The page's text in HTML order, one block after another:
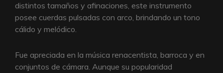
distintos tamaños y afinaciones, este instrumento
posee cuerdas pulsadas con arco, brindando un tono
cálido y melódico.
Fue apreciada en la música renacentista, barroca y en
conjuntos de cámara. Aunque su popularidad